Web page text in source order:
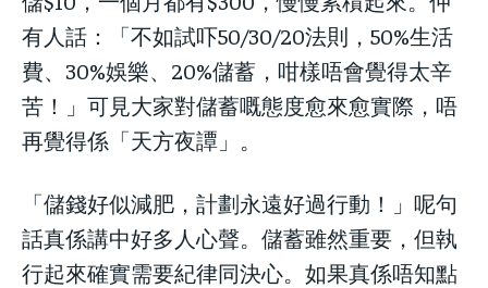
有人話：「不如試吓50/30/20法則，50%生活
費、30%娛樂、20%儲蓄，咁樣唔會覺得太辛
苦！」可見大家對儲蓄嘅態度愈來愈實際，唔
再覺得係「天方夜譚」。
「儲錢好似減肥，計劃永遠好過行動！」呢句
話真係講中好多人心聲。儲蓄雖然重要，但執
行起來確實需要紀律同決心。如果真係唔知點